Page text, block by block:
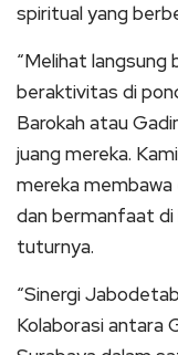
spiritual yang
“Melihat langsung
beraktivitas di
Barokah atau
juang mereka.
mereka
dan bermanfaat di
tuturnya.
“Sinergi
Kolaborasi antara